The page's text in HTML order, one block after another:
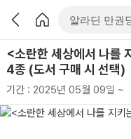
<소란한 세상에서 나를
4종 (도서 구매 시 선택)
기간 : 2025년 05월 09일 ~